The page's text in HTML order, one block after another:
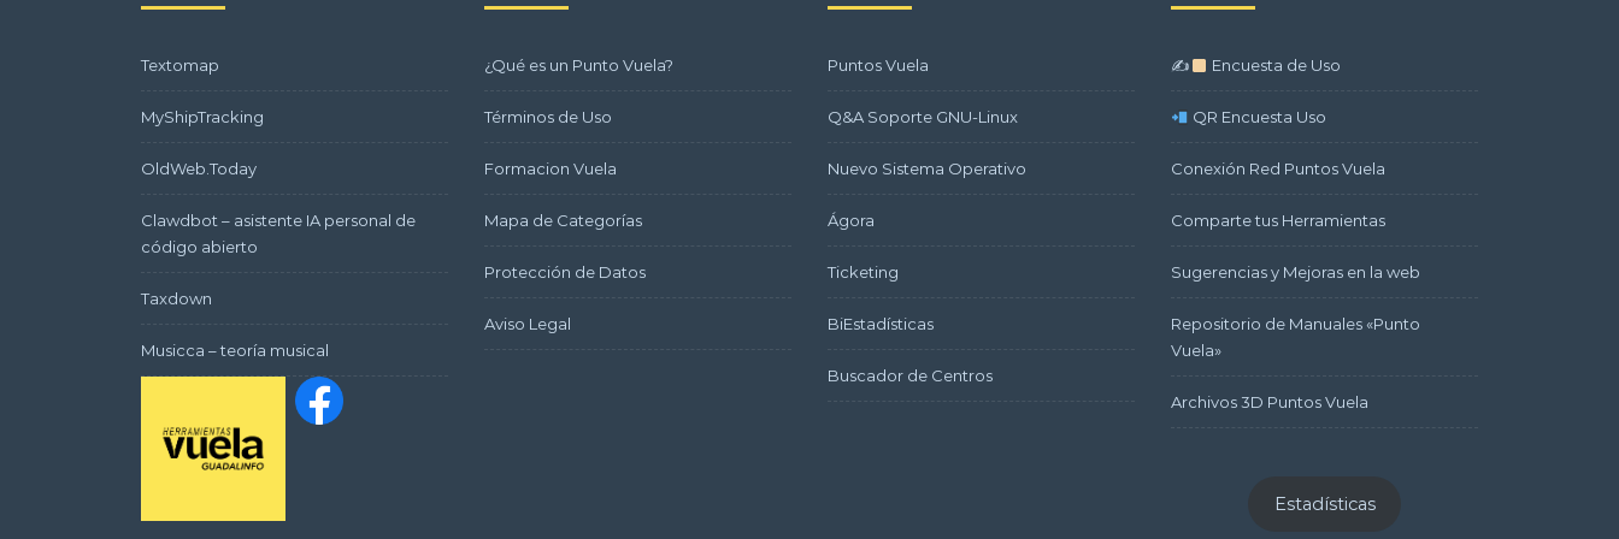
Textomap
MyShipTracking
OldWeb.Today
Clawdbot – asistente IA personal de
código abierto
Taxdown
Musicca – teoría musical
¿Qué es un Punto Vuela?
Términos de Uso
Formacion Vuela
Mapa de Categorías
Protección de Datos
Aviso Legal
Puntos Vuela
Q&A Soporte GNU-Linux
Nuevo Sistema Operativo
Ágora
Ticketing
BiEstadísticas
Buscador de Centros
✍ Encuesta de Uso
QR Encuesta Uso
Conexión Red Puntos Vuela
Comparte tus Herramientas
Sugerencias y Mejoras en la web
Repositorio de Manuales «Punto
Vuela»
Archivos 3D Puntos Vuela
Estadísticas